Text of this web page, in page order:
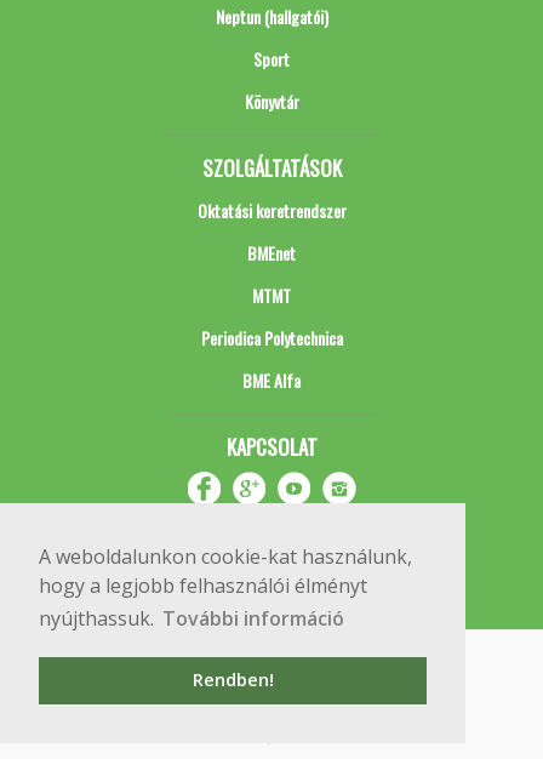
A weboldalunkon cookie-kat használunk,
hogy a legjobb felhasználói élményt
nyújthassuk. További információ
Rendben!
Neptun (hallgatói)
Sport
Könyvtár
SZOLGÁLTATÁSOK
Oktatási keretrendszer
BMEnet
MTMT
Periodica Polytechnica
BME Alfa
KAPCSOLAT
Copyright © 2020 BME Építőmérnöki Kar
1111 Budapest, Műegyetem rkp. 3.